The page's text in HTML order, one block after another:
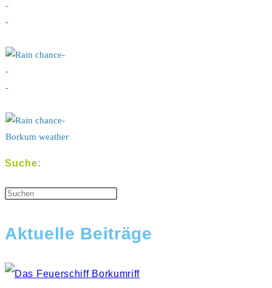
-
-
-
-
-
-
Borkum weather
Suche:
Aktuelle Beiträge